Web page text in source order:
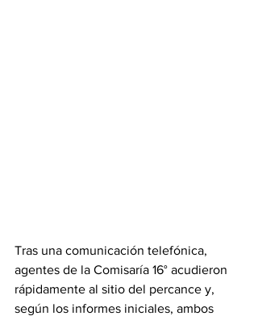
Tras una comunicación telefónica,
agentes de la Comisaría 16° acudieron
rápidamente al sitio del percance y,
según los informes iniciales, ambos